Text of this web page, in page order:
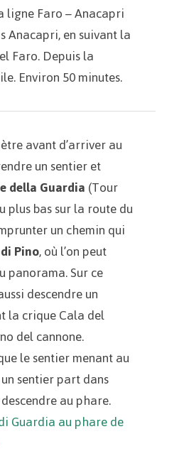
ligne Faro – Anacapri
Anacapri, en suivant la
Faro. Depuis la
Environ 50 minutes.
avant d’arriver au
un sentier et
della Guardia(Tour
plus bas sur la route du
un chemin qui
Pino, où l’on peut
panorama. Sur ce
descendre un
la crique Cala del
del cannone.
le sentier menant au
sentier part dans
au phare.
Guardia au phare de